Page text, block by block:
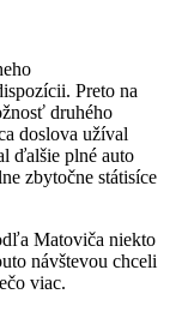
Preto na
druhého
doslova užíval
ďalšie plné auto
zbytočne státisíce
Matoviča niekto
návštevou chceli
viac.